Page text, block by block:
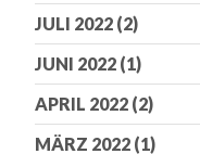
JULI 2022 (2)
JUNI 2022 (1)
APRIL 2022 (2)
MÄRZ 2022 (1)